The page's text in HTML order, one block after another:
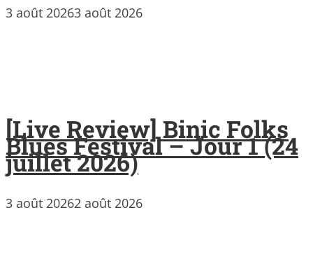
3 août 20263 août 2026
[Live Review] Binic Folks
Blues Festival – Jour 1 (24
juillet 2026)
3 août 20262 août 2026